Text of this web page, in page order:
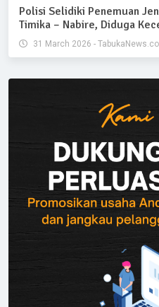
Polisi Selidiki Penemuan
Timika – Nabire, Diduga
31 March 2026 -